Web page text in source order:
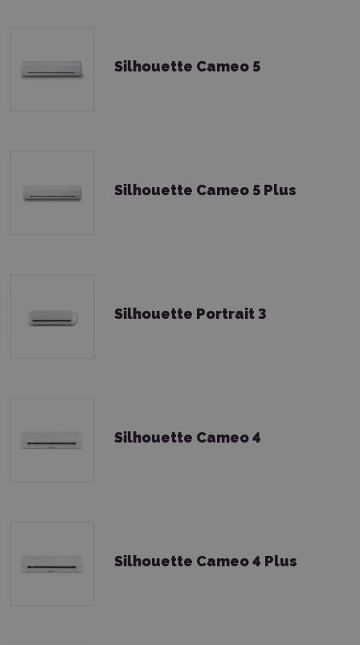
Silhouette Cameo 5
Silhouette Cameo 5 Plus
Silhouette Portrait 3
Silhouette Cameo 4
Silhouette Cameo 4 Plus